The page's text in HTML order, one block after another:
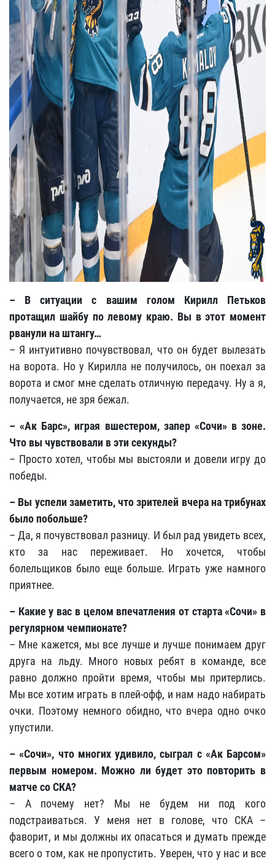
– В ситуации с вашим голом Кирилл Петьков
протащил шайбу по левому краю. Вы в этот момент
рванули на штангу…
– Я интуитивно почувствовал, что он будет вылезать
на ворота. Но у Кирилла не получилось, он поехал за
ворота и смог мне сделать отличную передачу. Ну а я,
получается, не зря бежал.
– «Ак Барс», играя вшестером, запер «Сочи» в зоне.
Что вы чувствовали в эти секунды?
– Просто хотел, чтобы мы выстояли и довели игру до
победы.
– Вы успели заметить, что зрителей вчера на трибунах
было побольше?
– Да, я почувствовал разницу. И был рад увидеть всех,
кто за нас переживает. Но хочется, чтобы
болельщиков было еще больше. Играть уже намного
приятнее.
– Какие у вас в целом впечатления от старта «Сочи» в
регулярном чемпионате?
– Мне кажется, мы все лучше и лучше понимаем друг
друга на льду. Много новых ребят в команде, все
равно должно пройти время, чтобы мы притерлись.
Мы все хотим играть в плей-офф, и нам надо набирать
очки. Поэтому немного обидно, что вчера одно очко
упустили.
– «Сочи», что многих удивило, сыграл с «Ак Барсом»
первым номером. Можно ли будет это повторить в
матче со СКА?
– А почему нет? Мы не будем ни под кого
подстраиваться. У меня нет в голове, что СКА –
фаворит, и мы должны их опасаться и думать прежде
всего о том, как не пропустить. Уверен, что у нас и все